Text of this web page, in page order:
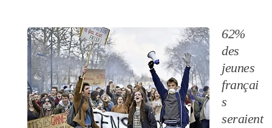
62%
des
jeunes
françai
s
seraient